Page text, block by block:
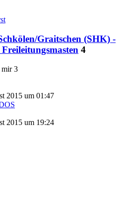
Graitschen (SHK) -
4
3
2015 um 01:47
2015 um 19:24